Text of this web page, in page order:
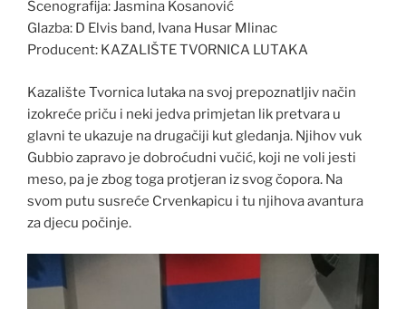
Scenografija: Jasmina Kosanović
Glazba: D Elvis band, Ivana Husar Mlinac
Producent: KAZALIŠTE TVORNICA LUTAKA
Kazalište Tvornica lutaka na svoj prepoznatljiv način
izokreće priču i neki jedva primjetan lik pretvara u
glavni te ukazuje na drugačiji kut gledanja. Njihov vuk
Gubbio zapravo je dobroćudni vučić, koji ne voli jesti
meso, pa je zbog toga protjeran iz svog čopora. Na
svom putu susreće Crvenkapicu i tu njihova avantura
za djecu počinje.